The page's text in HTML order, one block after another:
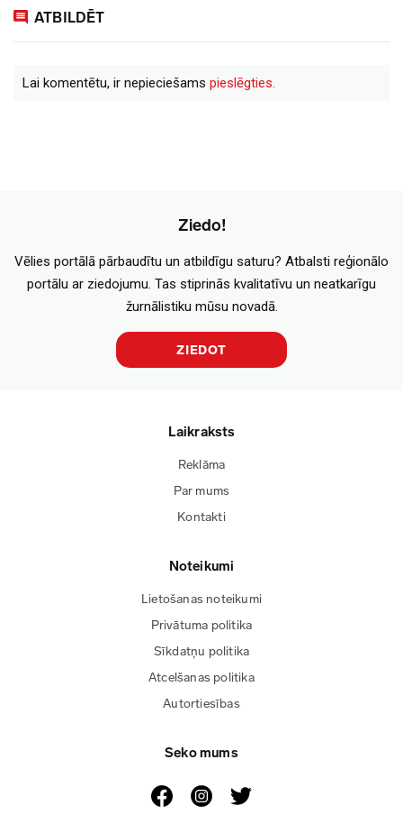
ATBILDĒT
Lai komentētu, ir nepieciešams pieslēgties.
Ziedo!
Vēlies portālā pārbaudītu un atbildīgu saturu? Atbalsti reģionālo
portālu ar ziedojumu. Tas stiprinās kvalitatīvu un neatkarīgu
žurnālistiku mūsu novadā.
ZIEDOT
Laikraksts
Reklāma
Par mums
Kontakti
Noteikumi
Lietošanas noteikumi
Privātuma politika
Sīkdatņu politika
Atcelšanas politika
Autortiesības
Seko mums